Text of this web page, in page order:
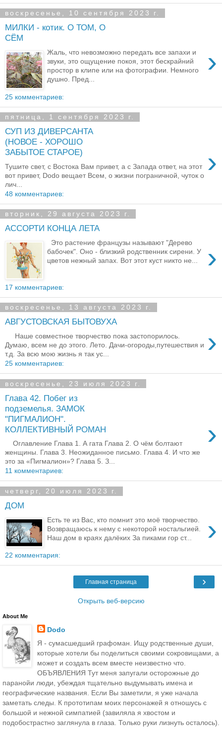
воскресенье, 10 сентября 2023 г.
МИЛКИ - котик. О ТОМ, О
СЁМ
›
Жаль, что невозможно передать все запахи и
звуки, это ощущение покоя, этот бескрайний
простор в клипе или на фотографии. Немного
душно. Пред...
25 комментариев:
пятница, 1 сентября 2023 г.
СУП ИЗ ДИВЕРСАНТА
(НОВОЕ - ХОРОШО
ЗАБЫТОЕ СТАРОЕ)
›
Тушите свет, с Востока Вам привет, а с Запада ответ, на этот
вот привет, Dodo вещает Всем, о жизни пограничной, чуток о
лич...
48 комментариев:
вторник, 29 августа 2023 г.
АССОРТИ КОНЦА ЛЕТА
›
Это растение французы называют "Дерево
бабочек". Оно - близкий родственник сирени. У
цветов нежный запах. Вот этот куст никто не...
17 комментариев:
воскресенье, 13 августа 2023 г.
АВГУСТОВСКАЯ БЫТОВУХА
›
Наше совместное творчество пока застопорилось.
Думаю, всем не до этого. Лето. Дачи-огороды,путешествия и
т.д. За всю мою жизнь я так ус...
25 комментариев:
воскресенье, 23 июля 2023 г.
Глава 42. Побег из
подземелья. ЗАМОК
"ПИГМАЛИОН".
КОЛЛЕКТИВНЫЙ РОМАН
›
Оглавление Глава 1. А гата Глава 2. О чём болтают
женщины. Глава 3. Неожиданное письмо. Глава 4. И что же
это за «Пигмалион»? Глава 5. З...
11 комментариев:
четверг, 20 июля 2023 г.
ДОМ
›
Есть те из Вас, кто помнит это моё творчество.
Возвращаюсь к нему с некоторой ностальгией.
Наш дом в краях далёких За пиками гор ст...
22 комментария:
›
Главная страница
Открыть веб-версию
About Me
Dodo
Я - сумасшедший графоман. Ищу родственные души,
которые хотели бы поделиться своими сокровищами, а
может и создать всем вместе неизвестно что.
ОБЪЯВЛЕНИЯ Тут меня запугали осторожные до
паранойи люди, убеждая тщательно выдумывать имена и
географические названия. Если Вы заметили, я уже начала
заметать следы. К прототипам моих персонажей я отношусь с
большой и нежной симпатией (завиляла я хвостом и
подобострастно заглянула в глаза. Только руки лизнуть осталось).